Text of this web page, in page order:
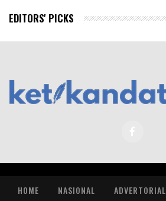
EDITORS' PICKS
HOME NASIONAL ADVERTORIAL